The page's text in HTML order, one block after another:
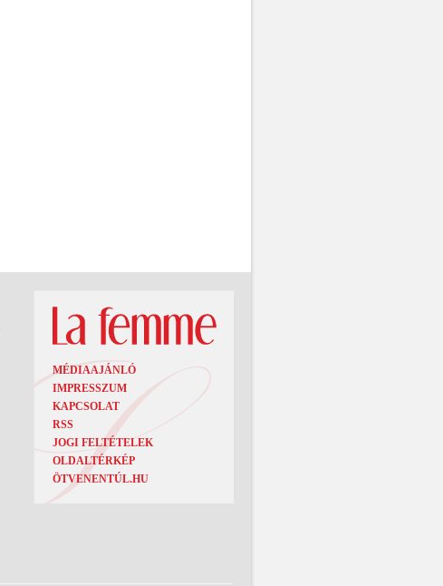
MÉDIAAJÁNLÓ
IMPRESSZUM
KAPCSOLAT
RSS
JOGI FELTÉTELEK
OLDALTÉRKÉP
ÖTVENENTÚL.HU